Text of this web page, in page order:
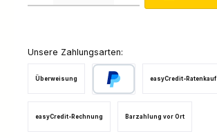
Unsere Zahlungsarten:
Überweisung easyCredit-Ratenkauf
easyCredit-Rechnung Barzahlung vor Ort